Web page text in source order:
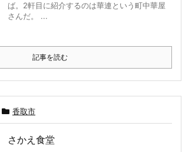
ば。2軒目に紹介するのは華連という町中華屋
さんだ。 ...
記事を読む
香取市
さかえ食堂